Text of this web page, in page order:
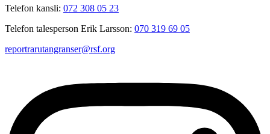
Telefon kansli: 072 308 05 23
Telefon talesperson Erik Larsson: 070 319 69 05
reportrarutangranser@rsf.org